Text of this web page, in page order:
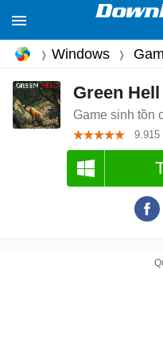
Windows
Green Hell
Game sinh tồn
9.915